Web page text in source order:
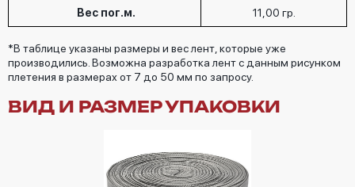
Вес пог.м. 11,00 гр.
*В таблице указаны размеры и вес лент, которые уже
производились. Возможна разработка лент с данным рисунком
плетения в размерах от 7 до 50 мм по запросу.
ВИД И РАЗМЕР УПАКОВКИ